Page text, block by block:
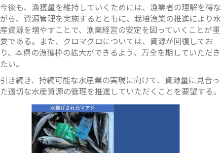
今後も、漁獲量を維持していくためには、漁業者の理解を得な
がら、資源管理を実施するとともに、栽培漁業の推進により水
産資源を増やすことで、漁業経営の安定を図っていくことが重
要である。また、クロマグロについては、資源が回復してお
り、本県の漁獲枠の拡大ができるよう、万全を期していただき
たい。
引き続き、持続可能な水産業の実現に向けて、資源量に見合っ
た適切な水産資源の管理を推進していただくことを要望する。